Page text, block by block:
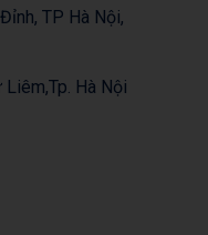
TP Hà Nội,
Liêm,Tp. Hà Nội